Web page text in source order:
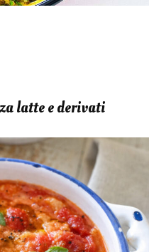
latte e derivati